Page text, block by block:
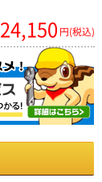
24,150 円(税込)